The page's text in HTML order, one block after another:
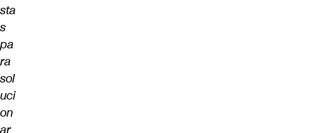
sta
s
pa
ra
sol
uci
on